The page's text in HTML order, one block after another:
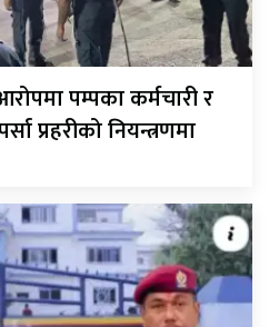
पम्पका कर्मचारी र
प्रहरीको नियन्त्रणमा